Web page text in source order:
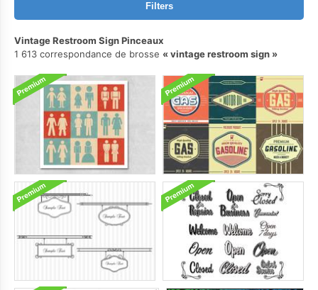
Filters
Vintage Restroom Sign Pinceaux
1 613 correspondance de brosse
vintage restroom sign